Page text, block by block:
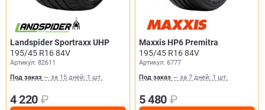
Landspider Sportraxx UHP
195/45 R16 84V
Артикул: 82611
Под заказ — за 15 дней: 1 шт.
4 220 ₽
Maxxis HP6 Premitra
195/45 R16 84V
Артикул: 6777
Под заказ — за 7 дней: 1 шт.
5 480 ₽